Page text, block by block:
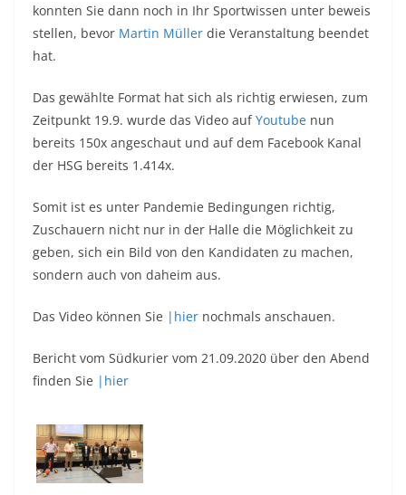
konnten Sie dann noch in Ihr Sportwissen unter beweis
stellen, bevor Martin Müller die Veranstaltung beendet
hat.
Das gewählte Format hat sich als richtig erwiesen, zum
Zeitpunkt 19.9. wurde das Video aufYoutube nun
bereits 150x angeschaut und auf dem Facebook Kanal
der HSG bereits 1.414x.
Somit ist es unter Pandemie Bedingungen richtig,
Zuschauern nicht nur in der Halle die Möglichkeit zu
geben, sich ein Bild von den Kandidaten zu machen,
sondern auch von daheim aus.
Das Video können Sie |hier nochmals anschauen.
Bericht vom Südkurier vom 21.09.2020 über den Abend
finden Sie |hier